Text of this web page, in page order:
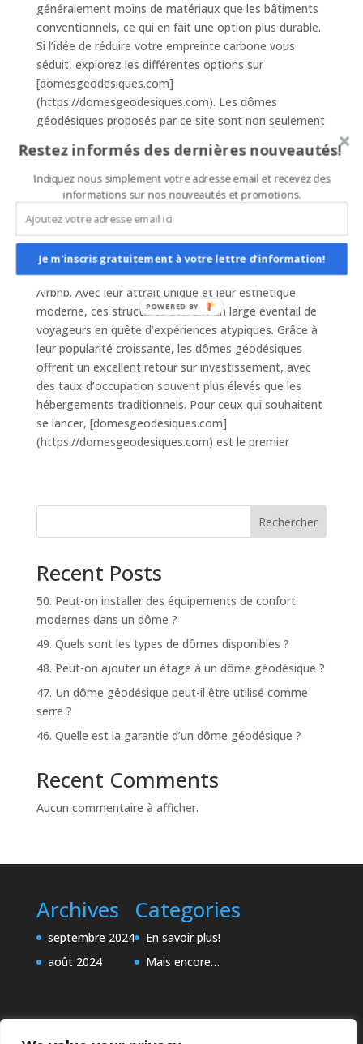
généralement moins de matériaux que les bâtiments
conventionnels, ce qui en fait une option plus durable.
Si l’idée de réduire votre empreinte carbone vous
séduit, explorez les différentes options sur
[domesgeodesiques.com]
(https://domesgeodesiques.com). Les dômes
géodésiques proposés par ce site sont non seulement
solutions écologiques de qualité supérieure et de
superbe finition.
### Un Investissement Rentable pour Votre Location
Airbnb
Investir dans un dôme géodésique peut s’avérer être
un choix extrêmement rentable pour votre location
Airbnb. Avec leur attrait unique et leur esthétique
moderne, ces structures attirent un large éventail de
voyageurs en quête d’expériences atypiques. Grâce à
leur popularité croissante, les dômes géodésiques
offrent un excellent retour sur investissement, avec
des taux d’occupation souvent plus élevés que les
hébergements traditionnels. Pour ceux qui souhaitent
se lancer, [domesgeodesiques.com]
(https://domesgeodesiques.com) est le premier
Rechercher
Recent Posts
50. Peut-on installer des équipements de confort
modernes dans un dôme ?
49. Quels sont les types de dômes disponibles ?
48. Peut-on ajouter un étage à un dôme géodésique ?
47. Un dôme géodésique peut-il être utilisé comme
serre ?
46. Quelle est la garantie d’un dôme géodésique ?
Recent Comments
Aucun commentaire à afficher.
Archives
septembre 2024
août 2024
Categories
En savoir plus!
Mais encore…
Restez informés des dernières nouveautés!
Indiquez nous simplement votre adresse email et recevez des
informations sur nos nouveautés et promotions.
Je m'inscris gratuitement à votre lettre d'information!
POWERED BY